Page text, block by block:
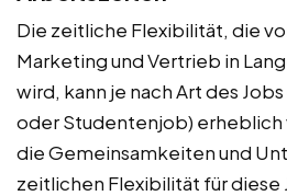
Die zeitliche Flexibilität, die
Marketing und Vertrieb in
wird, kann je nach Art des
oder Studentenjob) erheblich
die Gemeinsamkeiten und
zeitlichen Flexibilität für diese